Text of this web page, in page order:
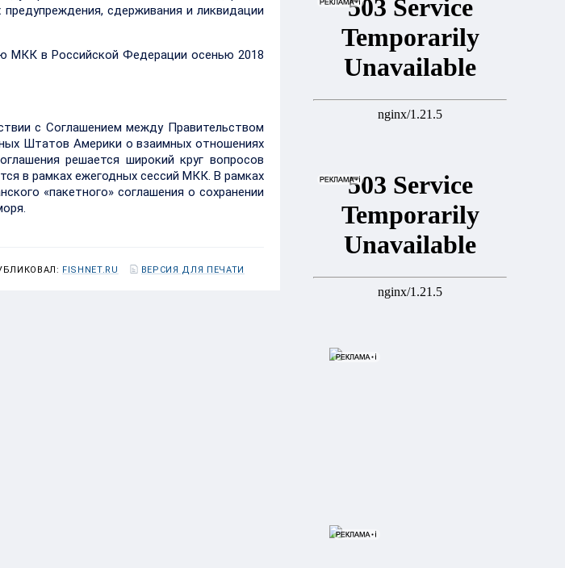
сдерживания и ликвидации
МКК в Российской Федерации осенью 2018
с Соглашением между Правительством
Штатов Америки о взаимных отношениях
решается широкий круг вопросов
в рамках ежегодных сессий МКК. В рамках
«пакетного» соглашения о сохранении
FISHNET.RU ВЕРСИЯ ДЛЯ ПЕЧАТИ